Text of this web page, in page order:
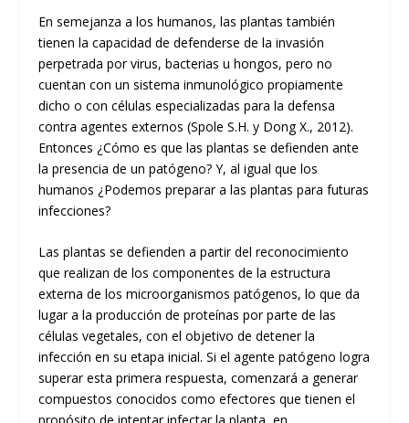
En semejanza a los humanos, las plantas también
tienen la capacidad de defenderse de la invasión
perpetrada por virus, bacterias u hongos, pero no
cuentan con un sistema inmunológico propiamente
dicho o con células especializadas para la defensa
contra agentes externos (Spole S.H. y Dong X., 2012).
Entonces ¿Cómo es que las plantas se defienden ante
la presencia de un patógeno? Y, al igual que los
humanos ¿Podemos preparar a las plantas para futuras
infecciones?
Las plantas se defienden a partir del reconocimiento
que realizan de los componentes de la estructura
externa de los microorganismos patógenos, lo que da
lugar a la producción de proteínas por parte de las
células vegetales, con el objetivo de detener la
infección en su etapa inicial. Si el agente patógeno logra
superar esta primera respuesta, comenzará a generar
compuestos conocidos como efectores que tienen el